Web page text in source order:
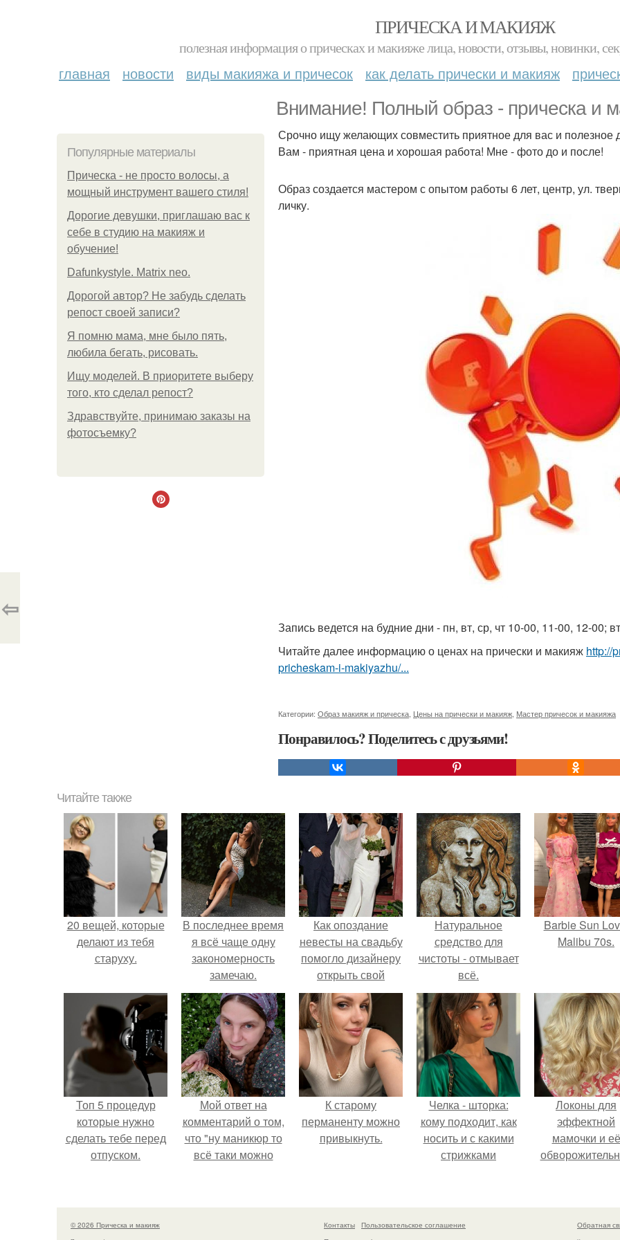
ПРИЧЕСКА И МАКИЯЖ
полезная информация о прическах и макияже лица, новости, отзывы, новинки,
главная новости виды макияжа и причесок как делать прически и макияж
Внимание! Полный образ - прическа и
Популярные материалы
Прическа - не просто волосы, а
мощный инструмент вашего стиля!
Дорогие девушки, приглашаю вас к
себе в студию на макияж и
обучение!
Dafunkystyle. Matrix neo.
Дорогой автор? Не забудь сделать
репост своей записи?
Я помню мама, мне было пять,
любила бегать, рисовать.
Ищу моделей. В приоритете выберу
того, кто сделал репост?
Здравствуйте, принимаю заказы на
фотосъемку?
Срочно ищу желающих совместить приятное для вас и полезное
Вам - приятная цена и хорошая работа! Мне - фото до и после!
Образ создается мастером с опытом работы 6 лет, центр, ул.
личку.
Запись ведется на будние дни - пн, вт, ср, чт 10-00, 11-00, 12-00;
Читайте далее информацию о ценах на прически и макияж http://
pricheskam-i-makiyazhu/...
Категории: Образ макияж и прическа Цены на прически и макияж Мастер причесок и макияжа
Понравилось? Поделитесь с друзьями!
⇦
Читайте также
20 вещей, которые
делают из тебя
старуху.
В последнее время
я всё чаще одну
закономерность
замечаю.
Как опоздание
невесты на свадьбу
помогло дизайнеру
открыть свой
бренд.
Натуральное
средство для
чистоты - отмывает
всё.
Barbie Sun
Malibu 70s.
Топ 5 процедур
которые нужно
сделать тебе перед
отпуском.
Мой ответ на
комментарий о том,
что "ну маникюр то
всё таки можно
К старому
перманенту можно
привыкнуть.
Челка - шторка:
кому подходит, как
носить и с какими
стрижками
Локоны для
эффектной
мамочки и её
© 2026 Прическа и макияж Контакты
Пользовательское соглашение
Обратная